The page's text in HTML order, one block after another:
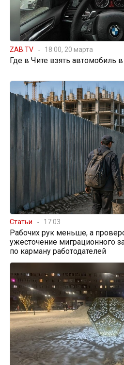
ZAB.TV 18:00, 20 марта
Где в Чите взять автомобиль
Статьи 17:03
Рабочих рук меньше, а
ужесточение миграционного
по карману работодателей